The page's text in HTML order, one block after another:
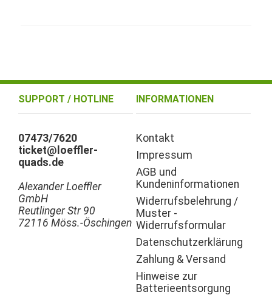
SUPPORT / HOTLINE
07473/7620
ticket@loeffler-
quads.de
Alexander Loeffler
GmbH
Reutlinger Str 90
72116 Möss.-Öschingen
INFORMATIONEN
Kontakt
Impressum
AGB und
Kundeninformationen
Widerrufsbelehrung /
Muster -
Widerrufsformular
Datenschutzerklärung
Zahlung & Versand
Hinweise zur
Batterieentsorgung